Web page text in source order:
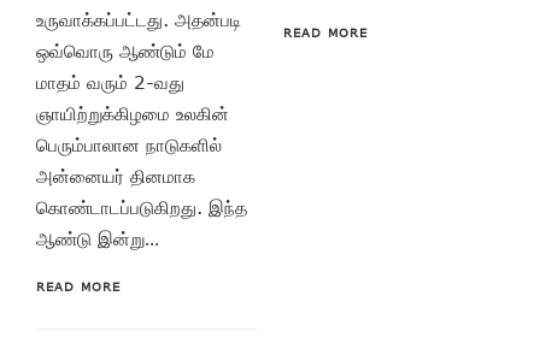
உருவாக்கப்பட்டது. அதன்படி
ஒவ்வொரு ஆண்டும் மே
மாதம் வரும் 2-வது
ஞாயிற்றுக்கிழமை உலகின்
பெரும்பாலான நாடுகளில்
அன்னையர் தினமாக
கொண்டாடப்படுகிறது. இந்த
ஆண்டு இன்று…
READ MORE
READ MORE